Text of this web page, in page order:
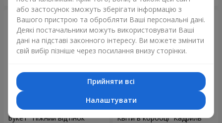
Букет "Ніжний відтінок" Квіти в коробці “Кадриль”
або застосунок зможуть зберігати інформацію з
Вашого пристрою та обробляти Ваші персональні дані.
Деякі постачальники можуть використовувати Ваші
дані на підставі законного інтересу. Ви можете змінити
свій вибір пізніше через посилання внизу сторінки.
Прийняти всі
Налаштувати